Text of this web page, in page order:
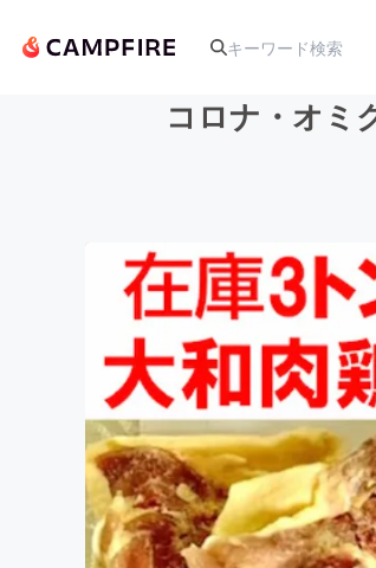
アート・写真
テクノロジー・ガ
映像・映画
ビジネス・起業
まちづくり・地域
コロナ・オミ